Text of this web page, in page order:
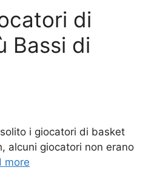
di
Bassi di
i giocatori di basket
alcuni giocatori non erano
more